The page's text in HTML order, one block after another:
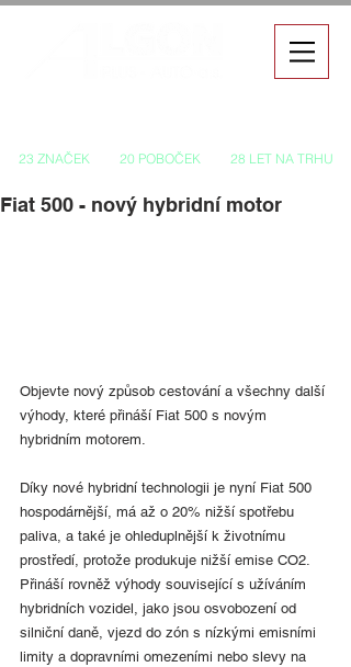
23 ZNAČEK 20 POBOČEK 28 LET NA TRHU
Fiat 500 - nový hybridní motor
Objevte nový způsob cestování a všechny další
výhody, které přináší Fiat 500 s novým
hybridním motorem.
Díky nové hybridní technologii je nyní Fiat 500
hospodárnější, má až o 20% nižší spotřebu
paliva, a také je ohleduplnější k životnímu
prostředí, protože produkuje nižší emise CO2.
Přináší rovněž výhody související s užíváním
hybridních vozidel, jako jsou osvobození od
silniční daně, vjezd do zón s nízkými emisními
limity a dopravními omezeními nebo slevy na